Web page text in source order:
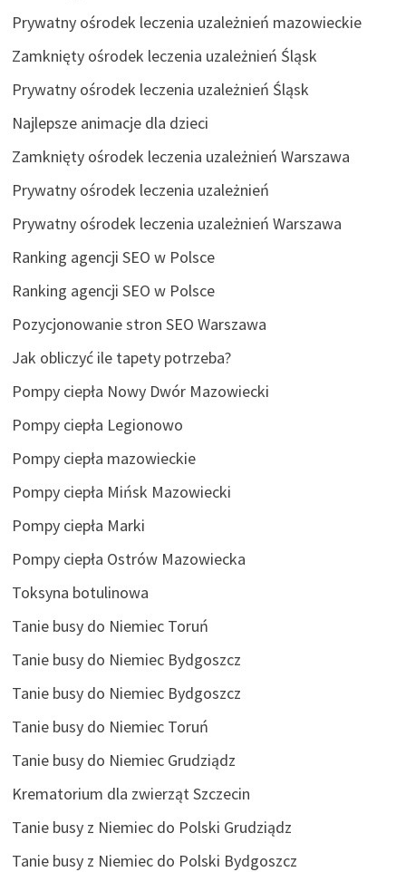
Prywatny ośrodek leczenia uzależnień mazowieckie
Zamknięty ośrodek leczenia uzależnień Śląsk
Prywatny ośrodek leczenia uzależnień Śląsk
Najlepsze animacje dla dzieci
Zamknięty ośrodek leczenia uzależnień Warszawa
Prywatny ośrodek leczenia uzależnień
Prywatny ośrodek leczenia uzależnień Warszawa
Ranking agencji SEO w Polsce
Ranking agencji SEO w Polsce
Pozycjonowanie stron SEO Warszawa
Jak obliczyć ile tapety potrzeba?
Pompy ciepła Nowy Dwór Mazowiecki
Pompy ciepła Legionowo
Pompy ciepła mazowieckie
Pompy ciepła Mińsk Mazowiecki
Pompy ciepła Marki
Pompy ciepła Ostrów Mazowiecka
Toksyna botulinowa
Tanie busy do Niemiec Toruń
Tanie busy do Niemiec Bydgoszcz
Tanie busy do Niemiec Bydgoszcz
Tanie busy do Niemiec Toruń
Tanie busy do Niemiec Grudziądz
Krematorium dla zwierząt Szczecin
Tanie busy z Niemiec do Polski Grudziądz
Tanie busy z Niemiec do Polski Bydgoszcz